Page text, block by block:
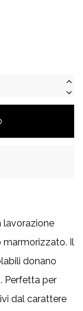
lavorazione
marmorizzato. Il
donano
Perfetta per
dal carattere